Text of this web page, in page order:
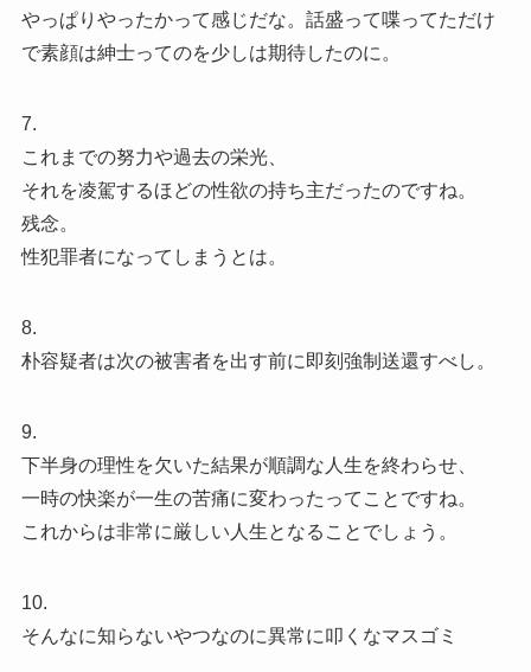
やっぱりやったかって感じだな。話盛って喋ってただけ
で素顔は紳士ってのを少しは期待したのに。
7.
これまでの努力や過去の栄光、
それを凌駕するほどの性欲の持ち主だったのですね。
残念。
性犯罪者になってしまうとは。
8.
朴容疑者は次の被害者を出す前に即刻強制送還すべし。
9.
下半身の理性を欠いた結果が順調な人生を終わらせ、
一時の快楽が一生の苦痛に変わったってことですね。
これからは非常に厳しい人生となることでしょう。
10.
そんなに知らないやつなのに異常に叩くなマスゴミ